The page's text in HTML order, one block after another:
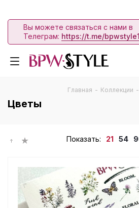
Вы можете связаться с нами в
Телеграм: https://t.me/bpwstyle1
Главная - Коллекции -
Цветы
Показать: 21 54